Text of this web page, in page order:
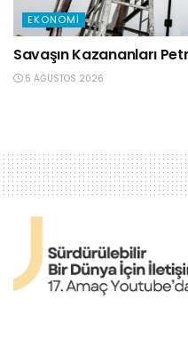
EKONOMI
Savaşın Kazananları
5 AĞUSTOS 2026